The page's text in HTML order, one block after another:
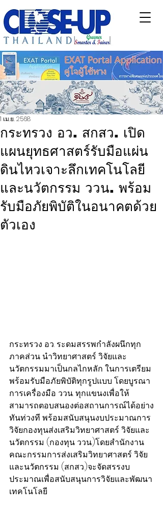
กระทรวง อว. สกสว. เปิด
แผนยุทธศาสตร์รับมือแผ่น
ดินไหวเจาะลึกเทคโนโลยี
และนวัตกรรม ววน. พร้อม
รับมือภัยพิบัติในอนาคตด้วย
ตัวเอง
1 เม.ย. 2568
กระทรวง อว. ระดมสรรพกำลังผนึกทุก
ภาคส่วน นำวิทยาศาสตร์ วิจัยและ
นวัตกรรมมาเป็นกลไกหลัก ในการเตรียม
พร้อมรับมือภัยพิบัติทุกรูปแบบ โดยบูรณา
การเครื่องมือ ววน. ทุกแขนงเพื่อให้
สามารถตอบสนองต่อสถานการณ์ได้อย่าง
ทันท่วงที พร้อมสนับสนุนงบประมาณการ
วิจัยกองทุนส่งเสริมวิทยาศาสตร์ วิจัยและ
นวัตกรรม (กองทุน ววน.)โดยสำนักงาน
คณะกรรมการส่งเสริมวิทยาศาสตร์ วิจัย
และนวัตกรรม (สกสว.)จะจัดสรรงบ
ประมาณเพื่อสนับสนุนการวิจัยและพัฒนา
เทคโนโลยี